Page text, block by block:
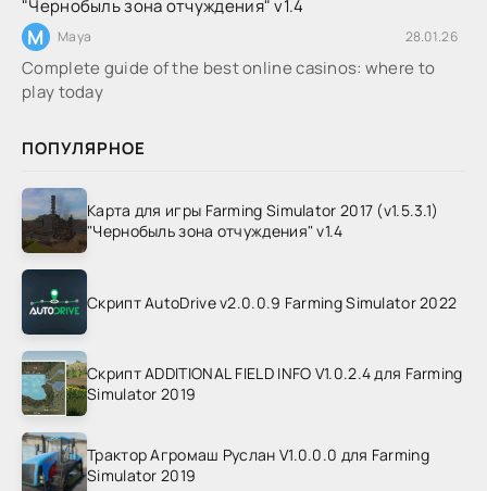
"Чернобыль зона отчуждения" v1.4
M Maya 28.01.26
Complete guide of the best online casinos: where to
play today
ПОПУЛЯРНОЕ
Карта для игры Farming Simulator 2017 (v1.5.3.1)
"Чернобыль зона отчуждения" v1.4
Скрипт AutoDrive v2.0.0.9 Farming Simulator 2022
Скрипт ADDITIONAL FIELD INFO V1.0.2.4 для Farming
Simulator 2019
Трактор Агромаш Руслан V1.0.0.0 для Farming
Simulator 2019